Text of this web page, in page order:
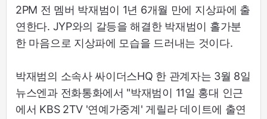
2PM 전 멤버 박재범이 1년 6개월 만에 지상파에 출
연한다. JYP와의 갈등을 해결한 박재범이 홀가분
한 마음으로 지상파에 모습을 드러내는 것이다.
박재범의 소속사 싸이더스HQ 한 관계자는 3월 8일
뉴스엔과 전화통화에서 "박재범이 11일 홍대 인근
에서 KBS 2TV '연예가중계' 게릴라 데이트에 출연